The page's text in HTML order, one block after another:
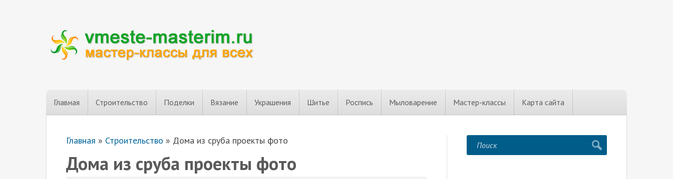
Главная Строительство Поделки Вязание Украшения Шитье Роспись Мыловарение Мастер-классы Карта сайта
Главная » Строительство » Дома из сруба проекты фото
Дома из сруба проекты фото